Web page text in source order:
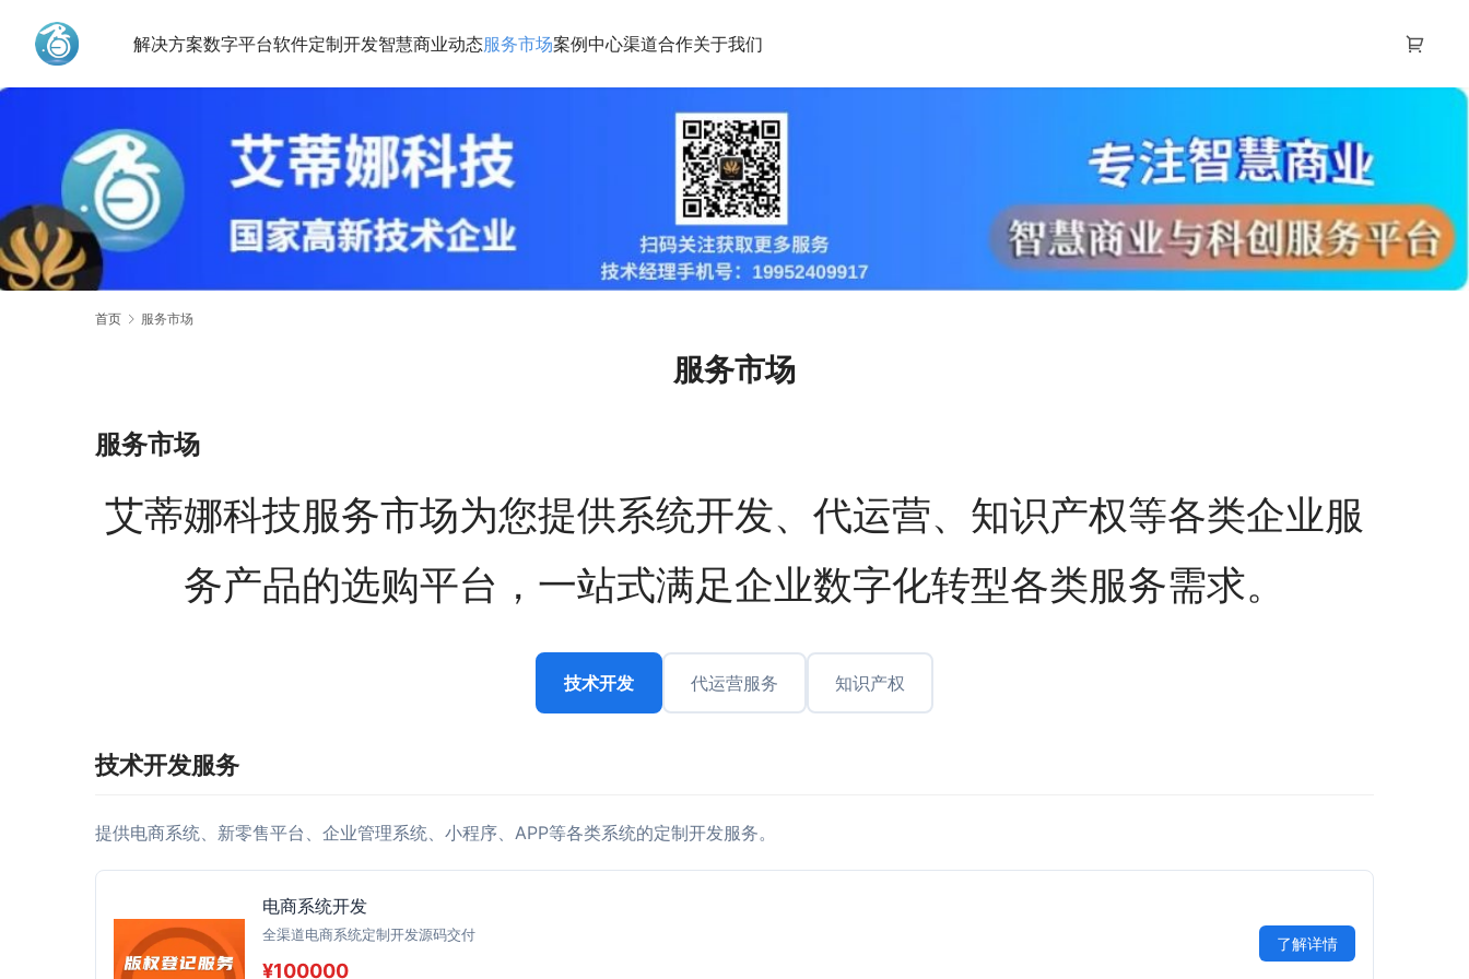
解决方案数字平台软件定制开发智慧商业动态服务市场案例中心渠道合作关于我们
首页 服务市场
服务市场
服务市场
艾蒂娜科技服务市场为您提供系统开发、代运营、知识产权等各类企业服
务产品的选购平台，一站式满足企业数字化转型各类服务需求。
技术开发 代运营服务 知识产权
技术开发服务
提供电商系统、新零售平台、企业管理系统、小程序、APP等各类系统的定制开发服务。
电商系统开发
全渠道电商系统定制开发源码交付
¥100000
了解详情